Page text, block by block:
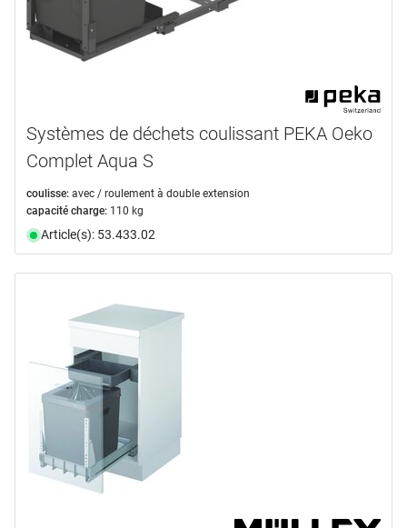
Systèmes de déchets coulissant PEKA Oeko
Complet Aqua S
coulisse: avec / roulement à double extension
capacité charge: 110 kg
Article(s): 53.433.02